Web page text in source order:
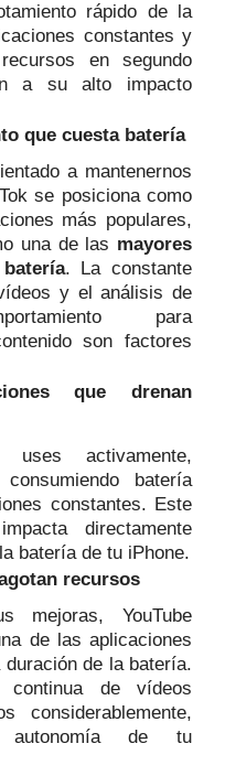
rápido de la
constantes y
en segundo
a su alto impacto
que cuesta batería
a mantenernos
se posiciona como
más populares,
una de las mayores
. La constante
y el análisis de
para
son factores
que drenan
activamente,
batería
constantes. Este
directamente
batería de tu iPhone.
recursos
mejoras, YouTube
de las aplicaciones
de la batería.
continua de vídeos
considerablemente,
autonomía de tu